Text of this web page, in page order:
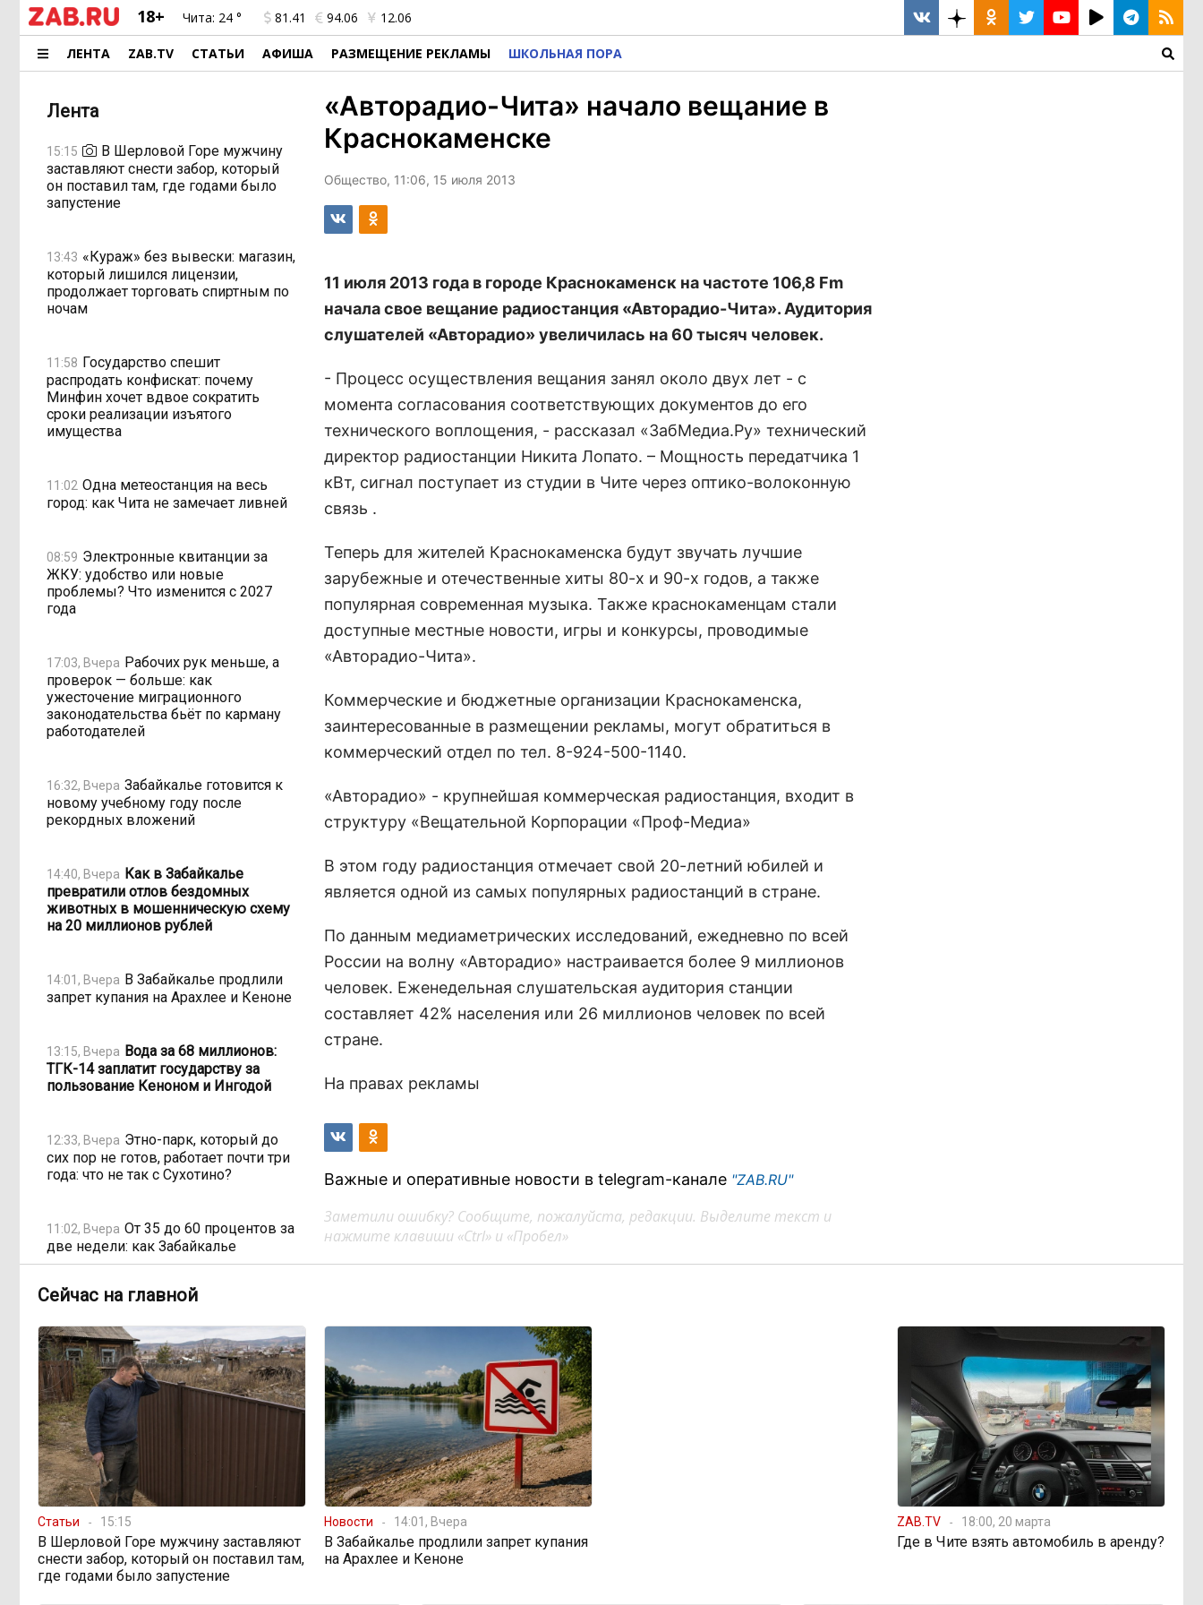
18+ Чита: 24 ° 81.41 94.06 12.06
ЛЕНТА ZAB.TV СТАТЬИ АФИША РАЗМЕЩЕНИЕ РЕКЛАМЫ ШКОЛЬНАЯ ПОРА
Лента
15:15
В Шерловой Горе мужчину
заставляют снести забор, который
он поставил там, где годами было
запустение
13:43 «Кураж» без вывески: магазин,
который лишился лицензии,
продолжает торговать спиртным по
ночам
11:58 Государство спешит
распродать конфискат: почему
Минфин хочет вдвое сократить
сроки реализации изъятого
имущества
11:02 Одна метеостанция на весь
город: как Чита не замечает ливней
08:59 Электронные квитанции за
ЖКУ: удобство или новые
проблемы? Что изменится с 2027
года
17:03, Вчера Рабочих рук меньше, а
проверок — больше: как
ужесточение миграционного
законодательства бьёт по карману
работодателей
16:32, Вчера Забайкалье готовится к
новому учебному году после
рекордных вложений
14:40, Вчера Как в Забайкалье
превратили отлов бездомных
животных в мошенническую схему
на 20 миллионов рублей
14:01, Вчера В Забайкалье продлили
запрет купания на Арахлее и Кеноне
13:15, Вчера Вода за 68 миллионов:
ТГК-14 заплатит государству за
пользование Кеноном и Ингодой
12:33, Вчера Этно-парк, который до
сих пор не готов, работает почти три
года: что не так с Сухотино?
11:02, Вчера От 35 до 60 процентов за
две недели: как Забайкалье
готовится к зиме
продолжают дорожать, а статистика
рисует обратное
08:01, Вчера Забайкалье строит
дамбы раньше сроков, чтобы
паводки не застали врасплох
18:01, 6 августа Погодные качели в
Забайкалье: прогноз синоптиков на
ближайшие выходные
16:58, 6 августа Консультанты
возглавили рейтинг самых
«Авторадио-Чита» начало вещание в
Краснокаменске
Общество, 11:06, 15 июля 2013
11 июля 2013 года в городе Краснокаменск на частоте 106,8 Fm
начала свое вещание радиостанция «Авторадио-Чита». Аудитория
слушателей «Авторадио» увеличилась на 60 тысяч человек.
- Процесс осуществления вещания занял около двух лет - с
момента согласования соответствующих документов до его
технического воплощения, - рассказал «ЗабМедиа.Ру» технический
директор радиостанции Никита Лопато. – Мощность передатчика 1
кВт, сигнал поступает из студии в Чите через оптико-волоконную
связь .
Теперь для жителей Краснокаменска будут звучать лучшие
зарубежные и отечественные хиты 80-х и 90-х годов, а также
популярная современная музыка. Также краснокаменцам стали
доступные местные новости, игры и конкурсы, проводимые
«Авторадио-Чита».
Коммерческие и бюджетные организации Краснокаменска,
заинтересованные в размещении рекламы, могут обратиться в
коммерческий отдел по тел. 8-924-500-1140.
«Авторадио» - крупнейшая коммерческая радиостанция, входит в
структуру «Вещательной Корпорации «Проф-Медиа»
В этом году радиостанция отмечает свой 20-летний юбилей и
является одной из самых популярных радиостанций в стране.
По данным медиаметрических исследований, ежедневно по всей
России на волну «Авторадио» настраивается более 9 миллионов
человек. Еженедельная слушательская аудитория станции
составляет 42% населения или 26 миллионов человек по всей
стране.
На правах рекламы
Важные и оперативные новости в telegram-канале "ZAB.RU"
Заметили ошибку? Сообщите, пожалуйста, редакции. Выделите текст и
нажмите клавиши «Ctrl» и «Пробел»
Сейчас на главной
Статьи 15:15
В Шерловой Горе мужчину заставляют
снести забор, который он поставил там,
где годами было запустение
Новости 14:01, Вчера
В Забайкалье продлили запрет купания
на Арахлее и Кеноне
ZAB.TV 18:00, 20 марта
Где в Чите взять автомобиль в аренду?